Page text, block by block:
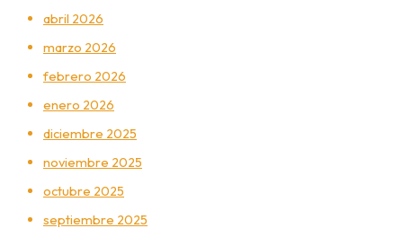
abril 2026
marzo 2026
febrero 2026
enero 2026
diciembre 2025
noviembre 2025
octubre 2025
septiembre 2025